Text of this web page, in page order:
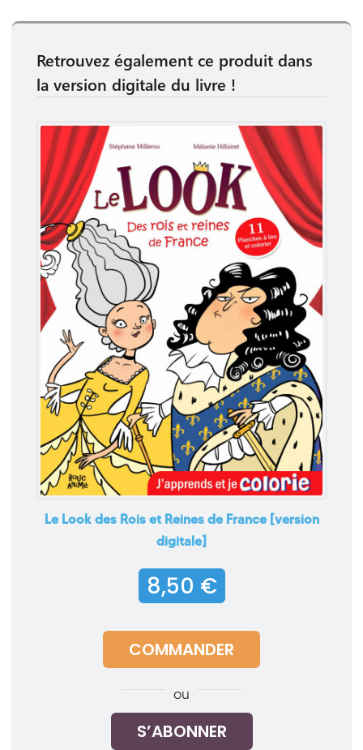
Retrouvez également ce produit dans
la version digitale du livre !
Le Look des Rois et Reines de France [version
digitale]
8,50 €
COMMANDER
ou
S’ABONNER